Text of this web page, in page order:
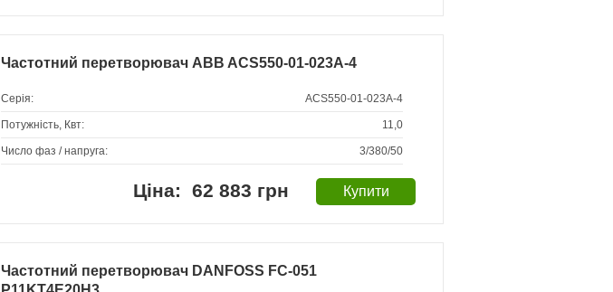
Частотний перетворювач ABB ACS550-01-023A-4
Серія: ACS550-01-023A-4
Потужність, Квт: 11,0
Число фаз / напруга: 3/380/50
62 883 грн
Частотний перетворювач DANFOSS FC-051